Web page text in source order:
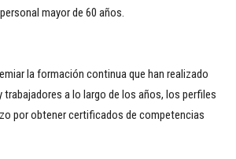
mayor de 60 años.
la formación continua que han realizado
trabajadores a lo largo de los años, los perfiles
por obtener certificados de competencias